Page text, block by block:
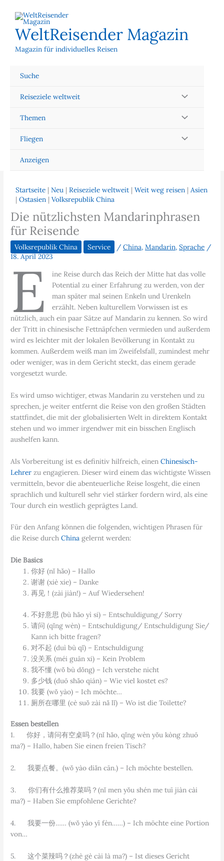
Inhalt
springenWeltReisender Magazin
Magazin für individuelles Reisen
Suche
Reiseziele weltweit
Themen
Fliegen
Anzeigen
Startseite |Neu |Reiseziele weltweit |Weit weg reisen |Asien
|Ostasien |Volksrepublik China
Die nützlichsten Mandarinphrasen
für Reisende
Volksrepublik China Service /China,Mandarin,Sprache /
18. April 2023
E
ine Reise durch das Reich der Mitte hat das volle
Potential zu einer Erfahrung zu werden, von der
man später mal seinen Enkeln und Urenkeln
erzählt. Neben kulturellem Vorwissen ist es
nützlich, auch ein paar Sätze auf Mandarin zu kennen. So wird
der Tritt in chinesische Fettnäpfchen vermieden und außerdem
wird es leichter mit der lokalen Bevölkerung in Kontakt zu
kommen. Außerdem weiß man im Zweifelsfall, zumindest mehr
oder weniger, was in dem Gericht steckt, das einem gerade
vorgesetzt wurde.
Es wird umso wichtiger, etwas Mandarin zu verstehen und zu
sprechen, je weiter entfernt die Reise von den großen Städten
stattfindet, die mit der globalisierten Welt in direktem Kontakt
stehen und wo immer irgendwer mit ein bisschen Englisch
aushelfen kann.
Als Vorbereitung ist es definitiv hilfreich, einenChinesisch-
Lehrer zu engagieren. Dieser wird einem das wichtigste Wissen
vermitteln, bevor die abenteuerliche Reise losgeht, die einen
sprachlich und kulturell sehr viel stärker fordern wird, als eine
Tour durch ein westlich geprägtes Land.
Für den Anfang können die folgenden, wichtigen Phrasen für
die Reise durchChina gelernt werden:
Die Basics
你好 (nǐ hǎo) – Hallo
谢谢 (xiè xie) – Danke
再见！(zài jiàn!) – Auf Wiedersehen!
不好意思 (bù hǎo yì si) – Entschuldigung/ Sorry
请问 (qǐng wèn) – Entschuldigung/ Entschuldigung Sie/
Kann ich bitte fragen?
对不起 (duì bù qǐ) – Entschuldigung
没关系 (méi guān xi) – Kein Problem
我不懂 (wǒ bù dǒng) – Ich verstehe nicht
多少钱 (duō shǎo qián) – Wie viel kostet es?
我要 (wǒ yào) – Ich möchte…
厕所在哪里 (cè suǒ zài nǎ lǐ) – Wo ist die Toilette?
Essen bestellen
1. 你好，请问有空桌吗？(nǐ hǎo, qǐng wèn yǒu kòng zhuō
ma?) – Hallo, haben Sie einen freien Tisch?
2. 我要点餐。(wǒ yào diǎn cān.) – Ich möchte bestellen.
3. 你们有什么推荐菜吗？(nǐ men yǒu shén me tuī jiàn cài
ma?) – Haben Sie empfohlene Gerichte?
4. 我要一份…… (wǒ yào yī fèn……) – Ich möchte eine Portion
von…
5. 这个菜辣吗？(zhè gè cài là ma?) – Ist dieses Gericht